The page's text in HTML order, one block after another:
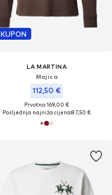
KUPON
LA MARTINA
Majica
112,50 €
Prvotno: 169,00 €
Posljednja najniža cijena:87,50 €